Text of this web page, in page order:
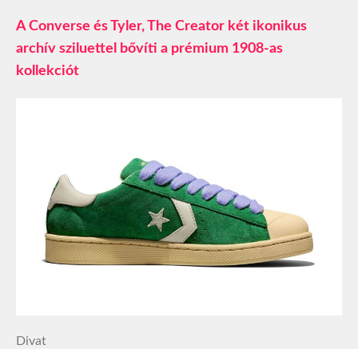
A Converse és Tyler, The Creator két ikonikus
archív sziluettel bővíti a prémium 1908-as
kollekciót
Divat